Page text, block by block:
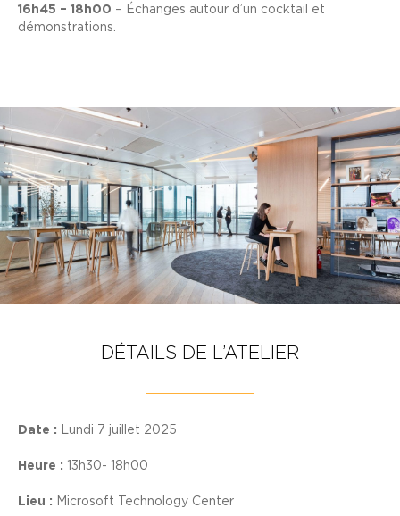
16h45 – 18h00 – Échanges autour d’un cocktail et
démonstrations.
DÉTAILS DE L’ATELIER
Date : Lundi 7 juillet 2025
Heure : 13h30- 18h00
Lieu : Microsoft Technology Center